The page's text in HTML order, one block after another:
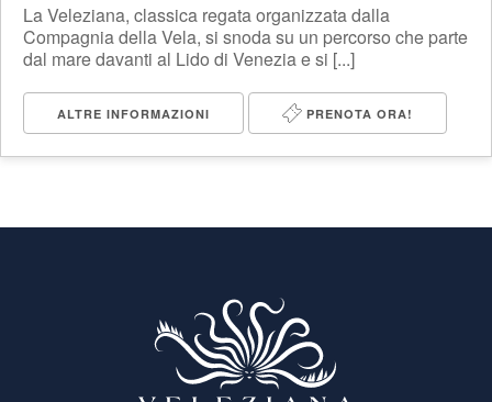
La Veleziana, classica regata organizzata dalla
Compagnia della Vela, si snoda su un percorso che parte
dal mare davanti al Lido di Venezia e si [...]
ALTRE INFORMAZIONI PRENOTA ORA!